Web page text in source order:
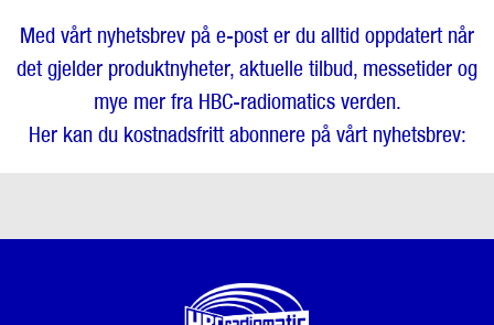
Med vårt nyhetsbrev på e-post er du alltid oppdatert når
det gjelder produktnyheter, aktuelle tilbud, messetider og
mye mer fra HBC-radiomatics verden.
Her kan du kostnadsfritt abonnere på vårt nyhetsbrev: